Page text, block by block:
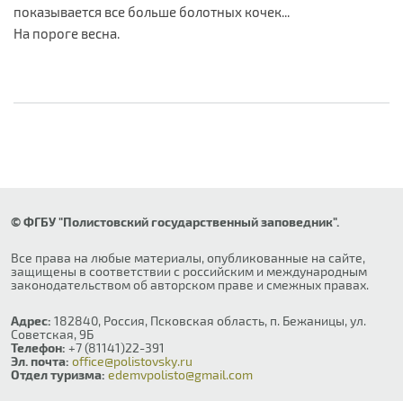
показывается все больше болотных кочек...
На пороге весна.
© ФГБУ "Полистовский государственный заповедник".
Все права на любые материалы, опубликованные на сайте,
защищены в соответствии с российским и международным
законодательством об авторском праве и смежных правах.
Адрес: 182840, Россия, Псковская область, п. Бежаницы, ул.
Советская, 9Б
Телефон: +7 (81141)22-391
Эл. почта: office@polistovsky.ru
Отдел туризма: edemvpolisto@gmail.com